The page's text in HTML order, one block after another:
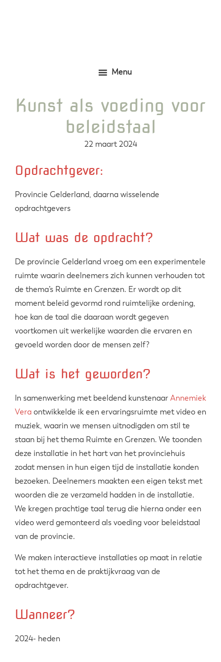
Menu
Kunst als voeding voor
beleidstaal
22 maart 2024
Opdrachtgever:
Provincie Gelderland, daarna wisselende
opdrachtgevers
Wat was de opdracht?
De provincie Gelderland vroeg om een experimentele
ruimte waarin deelnemers zich kunnen verhouden tot
de thema’s Ruimte en Grenzen. Er wordt op dit
moment beleid gevormd rond ruimtelijke ordening,
hoe kan de taal die daaraan wordt gegeven
voortkomen uit werkelijke waarden die ervaren en
gevoeld worden door de mensen zelf?
Wat is het geworden?
In samenwerking met beeldend kunstenaar Annemiek
Vera ontwikkelde ik een ervaringsruimte met video en
muziek, waarin we mensen uitnodigden om stil te
staan bij het thema Ruimte en Grenzen. We toonden
deze installatie in het hart van het provinciehuis
zodat mensen in hun eigen tijd de installatie konden
bezoeken. Deelnemers maakten een eigen tekst met
woorden die ze verzameld hadden in de installatie.
We kregen prachtige taal terug die hierna onder een
video werd gemonteerd als voeding voor beleidstaal
van de provincie.
We maken interactieve installaties op maat in relatie
tot het thema en de praktijkvraag van de
opdrachtgever.
Wanneer?
2024- heden